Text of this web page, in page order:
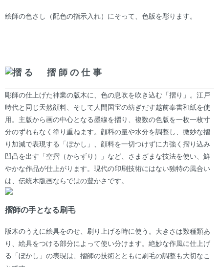
絵師の色さし（配色の指示入れ）にそって、色版を彫ります。
摺る 摺師の仕事
彫師の仕上げた神業の版木に、色の息吹を吹き込む「摺り」。江戸
時代と同じ天然顔料、そして人間国宝の紡ぎだす越前奉書和紙を使
用。主版から画の中心となる墨線を摺り、複数の色版を一枚一枚寸
分のずれもなく塗り重ねます。顔料の量や水分を調整し、微妙な摺
り加減で表現する「ぼかし」、顔料を一切つけずに力強く摺り込み
凹凸を出す「空摺（からずり）」など、さまざまな技法を使い、鮮
やかな作品が仕上がります。現代の印刷技術にはない独特の風合い
は、伝統木版画ならではの豊かさです。
摺師の手となる刷毛
版木のうえに絵具をのせ、刷り上げる時に使う。大きさは数種類あ
り、絵具をつける部分によって使い分けます。絶妙な作風に仕上げ
る「ぼかし」の表現は、摺師の技術とともに刷毛の調整も大切なこ